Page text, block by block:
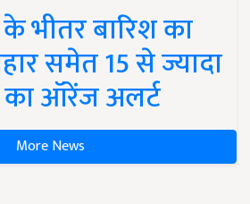
भीतर बारिश का
समेत 15 से ज्यादा
का ऑरेंज अलर्ट
More News